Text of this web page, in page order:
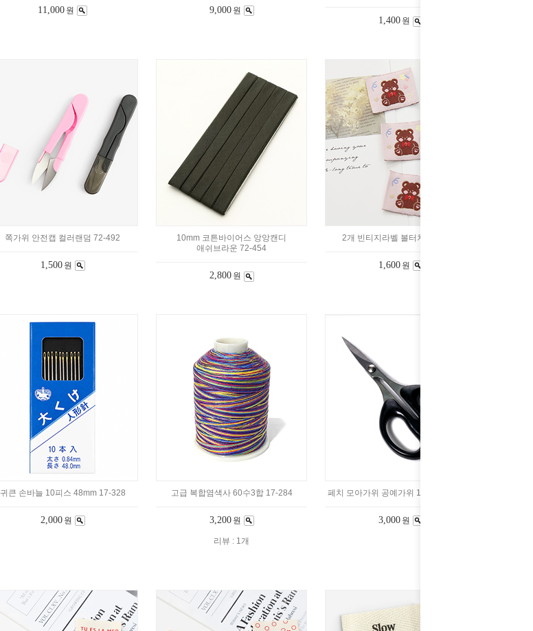
11,000 원 9,000 원
1,400 원
쪽가위 안전캡 컬러랜덤 72-492
1,500 원
10mm 코튼바이어스 앙앙캔디
애쉬브라운 72-454
2,800 원
2개 빈티지라벨 볼터치곰 Z3007
1,600 원
귀큰 손바늘 10피스 48mm 17-328
2,000 원
고급 복합염색사 60수3합 17-284
3,200 원
리뷰 : 1개
페치 모아가위 공예가위 105mm 06-003
3,000 원